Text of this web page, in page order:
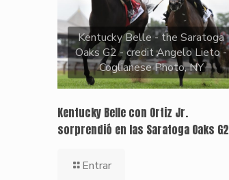
Kentucky Belle - the Saratoga
Oaks G2 - credit Angelo Lieto -
Coglianese Photo, NY
Kentucky Belle con Ortiz Jr.
sorprendió en las Saratoga Oaks G2
Entrar